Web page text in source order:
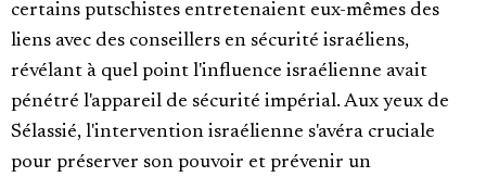
certains putschistes entretenaient eux-mêmes des
liens avec des conseillers en sécurité israéliens,
révélant à quel point l'influence israélienne avait
pénétré l'appareil de sécurité impérial. Aux yeux de
Sélassié, l'intervention israélienne s'avéra cruciale
pour préserver son pouvoir et prévenir un